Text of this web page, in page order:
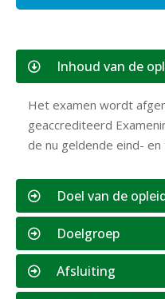
Inhoud van de
Het examen wordt
geaccrediteerd
de nu geldende eind-
Doel van de
Doelgroep
Afsluiting